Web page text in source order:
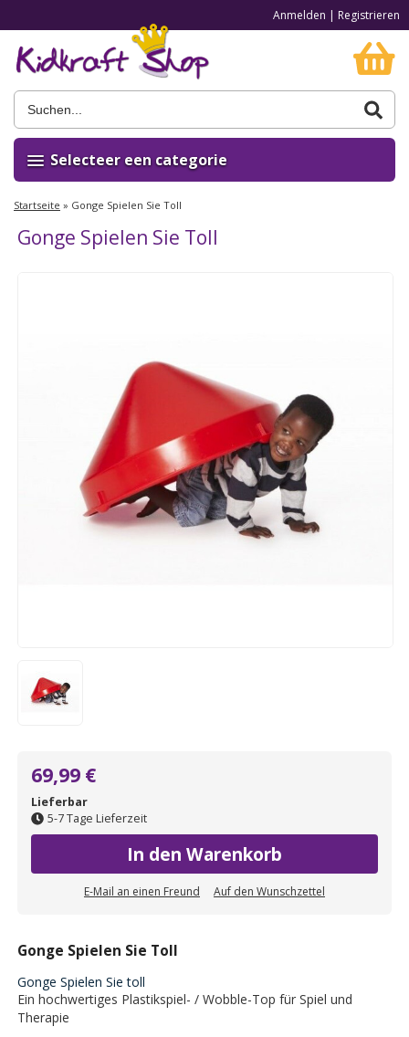
Anmelden | Registrieren
Selecteer een categorie
Startseite » Gonge Spielen Sie Toll
Gonge Spielen Sie Toll
69,99 €
Lieferbar
5-7 Tage Lieferzeit
In den Warenkorb
E-Mail an einen Freund Auf den Wunschzettel
Gonge Spielen Sie Toll
Gonge Spielen Sie toll
Ein hochwertiges Plastikspiel- / Wobble-Top für Spiel und
Therapie